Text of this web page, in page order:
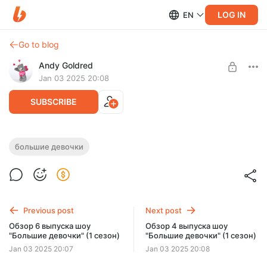
EN LOG IN
Go to blog
Andy Goldred
Jan 03 2025 20:08
SUBSCRIBE
Обзор 5 выпуска шоу "Большие
Обзор 5 выпуска шоу "Большие девочки" (1 сезон)
большие девочки
Previous post
Обзор 6 выпуска шоу
"Большие девочки" (1 сезон)
Jan 03 2025 20:07
Next post
Обзор 4 выпуска шоу
"Большие девочки" (1 сезон)
Jan 03 2025 20:08